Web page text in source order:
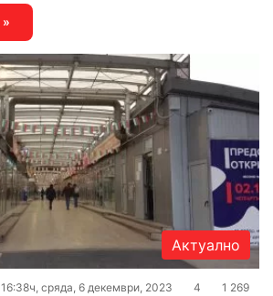
Актуално
16:38ч, сряда, 6 декември, 2023 4 1 269